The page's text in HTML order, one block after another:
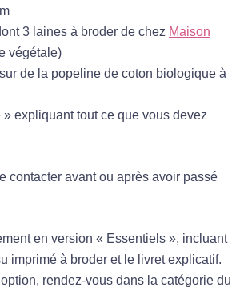
3 laines à broder de chez Maison
végétale)
de la popeline de coton biologique à
» expliquant tout ce que vous devez
contacter avant ou après avoir passé
en version « Essentiels », incluant
imprimé à broder et le livret explicatif.
rendez-vous dans la catégorie du